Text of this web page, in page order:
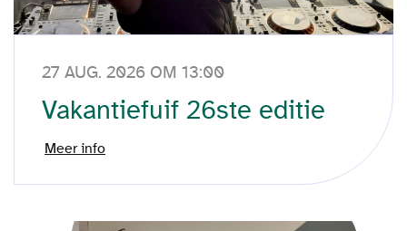
27 AUG. 2026 OM 13:00
Vakantiefuif 26ste editie
Meer info